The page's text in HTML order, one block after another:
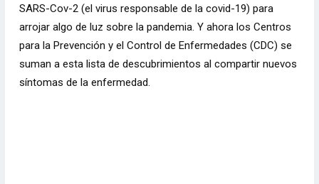
SARS-Cov-2 (el virus responsable de la covid-19) para
arrojar algo de luz sobre la pandemia. Y ahora los Centros
para la Prevención y el Control de Enfermedades (CDC) se
suman a esta lista de descubrimientos al compartir nuevos
síntomas de la enfermedad.